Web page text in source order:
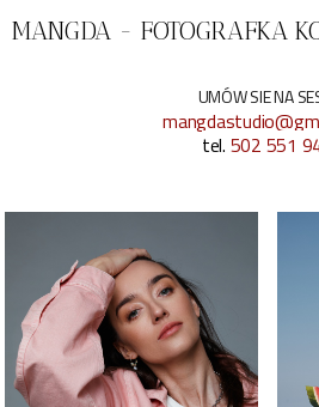
MANGDA - FOTOGRAFKA
UMÓW SIE NA
tel. 502 551